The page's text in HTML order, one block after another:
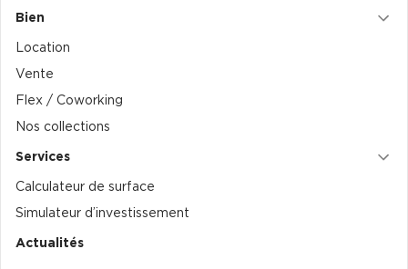
Bien
Location
Vente
Flex / Coworking
Nos collections
Services
Calculateur de surface
Simulateur d’investissement
Actualités